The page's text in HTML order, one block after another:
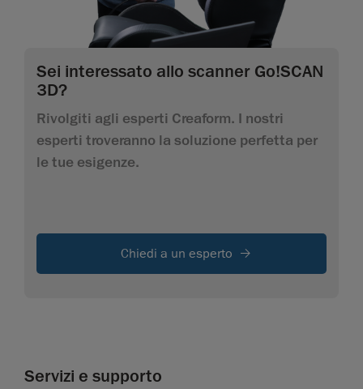
Sei interessato allo scanner Go!SCAN
3D?
Rivolgiti agli esperti Creaform. I nostri
esperti troveranno la soluzione perfetta per
le tue esigenze.
Chiedi a un esperto
Servizi e supporto